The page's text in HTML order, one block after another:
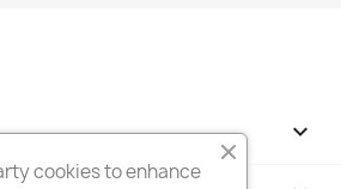

cookies to enhance